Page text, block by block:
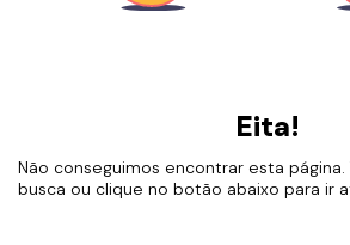
Eita!
Não conseguimos encontrar esta
busca ou clique no botão abaixo para ir